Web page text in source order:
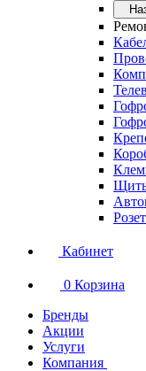
Щиты
Кабинет
0 Корзина
Бренды
Акции
Услуги
Компания